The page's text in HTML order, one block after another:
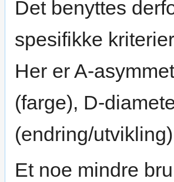
Det benyttes
spesifikke
Her er A-
(farge), D-
(endring/
Et noe mindre